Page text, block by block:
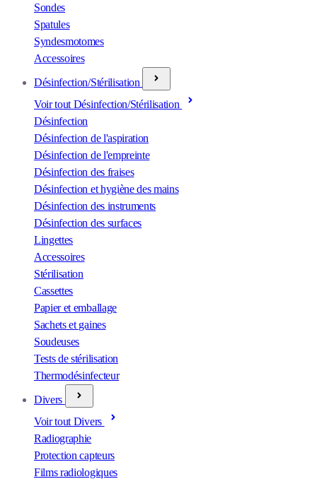
Sondes
Spatules
Syndesmotomes
Accessoires
Désinfection/Stérilisation
Voir tout Désinfection/Stérilisation
Désinfection
Désinfection de l'aspiration
Désinfection de l'empreinte
Désinfection des fraises
Désinfection et hygiène des mains
Désinfection des instruments
Désinfection des surfaces
Lingettes
Accessoires
Stérilisation
Cassettes
Papier et emballage
Sachets et gaines
Soudeuses
Tests de stérilisation
Thermodésinfecteur
Divers
Voir tout Divers
Radiographie
Protection capteurs
Films radiologiques